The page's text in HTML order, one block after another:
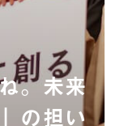
。未来
の担い